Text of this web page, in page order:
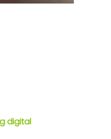
digital